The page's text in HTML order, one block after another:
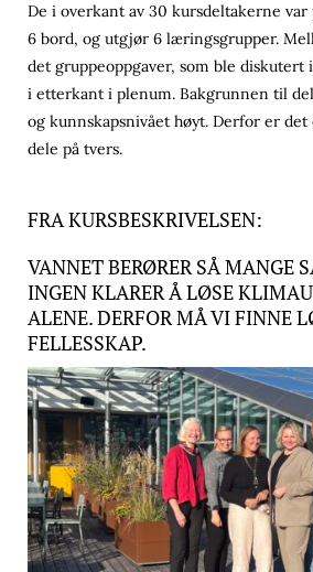
De i overkant av 30 kursdeltakerne
6 bord, og utgjør 6 læringsgrupper.
det gruppeoppgaver, som ble
i etterkant i plenum. Bakgrunnen til
og kunnskapsnivået høyt. Derfor er det
dele på tvers.
FRA KURSBESKRIVELSEN:
VANNET BERØRER SÅ MANGE
INGEN KLARER Å LØSE
ALENE. DERFOR MÅ VI FINNE
FELLESSKAP.